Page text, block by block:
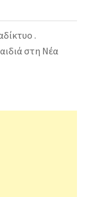
.
στη Νέα